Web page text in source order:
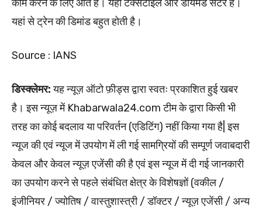
काम करने के लिए आते हैं। यहां टेक्सटाइल और डायमंड सेंटर हैं।
यहां से ट्रेन की डिमांड बहुत होती है।
Source : IANS
डिस्क्लेमर:यह न्यूज़ ऑटो फ़ीड्स द्वारा स्वतः प्रकाशित हुई खबर
है। इस न्यूज़ में Khabarwala24.com टीम के द्वारा किसी भी
तरह का कोई बदलाव या परिवर्तन (एडिटिंग) नहीं किया गया है| इस
न्यूज की एवं न्यूज में उपयोग में ली गई सामग्रियों की सम्पूर्ण जवाबदारी
केवल और केवल न्यूज़ एजेंसी की है एवं इस न्यूज में दी गई जानकारी
का उपयोग करने से पहले संबंधित क्षेत्र के विशेषज्ञों (वकील /
इंजीनियर / ज्योतिष / वास्तुशास्त्री / डॉक्टर / न्यूज़ एजेंसी / अन्य